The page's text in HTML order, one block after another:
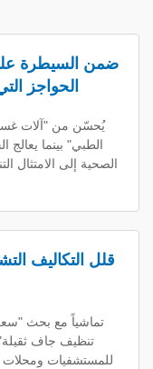
على العدوى
التي تتوافق مع
"آلات غسيل
يعالج الحاجة
الامتثال التنظيمي ومنع
التشغيلية
هدر
مع بحث "سعر ماكينة
جاف ثقيلة"، تقدم حلولاً
ومحلات الغسيل التي